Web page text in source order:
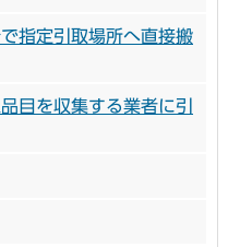
指定引取場所へ直接搬
目を収集する業者に引